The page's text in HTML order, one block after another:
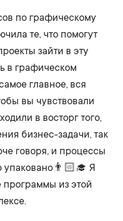
по графическому
те, что помогут
зайти в эту
в графическом
главное, вся
вы чувствовали
в восторг того,
бизнес-задачи, так
говоря, и процессы
упаковано👨🏻‍🎓 Я
программы из этой